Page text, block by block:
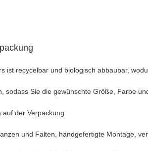
ist recycelbar und biologisch abbaubar,
sodass Sie die gewünschte Größe, Farbe
der Verpackung.
und Falten, handgefertigte Montage,